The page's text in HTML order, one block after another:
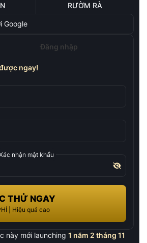
RƯỜM RÀ
Google
Đăng nhập
ngay!
nhận mật khẩu
THỬ NGAY
| Hiệu quả cao
này mới launching 1 năm 2 tháng 11